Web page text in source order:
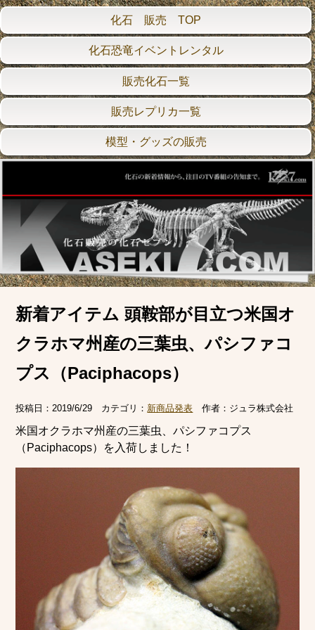
化石 販売 TOP
化石恐竜イベントレンタル
販売化石一覧
販売レプリカ一覧
模型・グッズの販売
新着アイテム 頭鞍部が目立つ米国オ
クラホマ州産の三葉虫、パシファコ
プス（Paciphacops）
投稿日：2019/6/29 カテゴリ： 新商品発表 作者： ジュラ株式会社
米国オクラホマ州産の三葉虫、パシファコプス
（Paciphacops）を入荷しました！